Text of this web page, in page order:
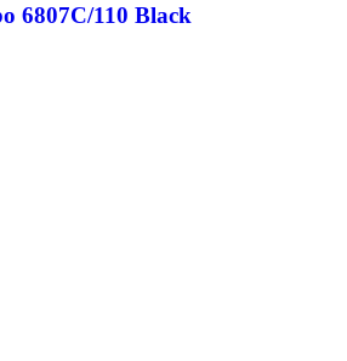
6807C/110 Black